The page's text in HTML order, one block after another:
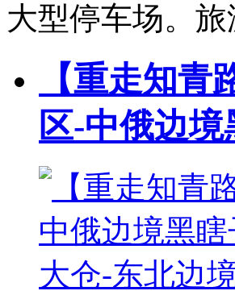
大型停车场。
【重走知
区-中俄边